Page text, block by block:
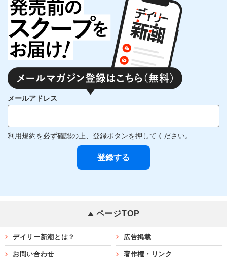
メールアドレス
利用規約を必ず確認の上、登録ボタンを押してください。
ページTOP
デイリー新潮とは？ 広告掲載
お問い合わせ 著作権・リンク